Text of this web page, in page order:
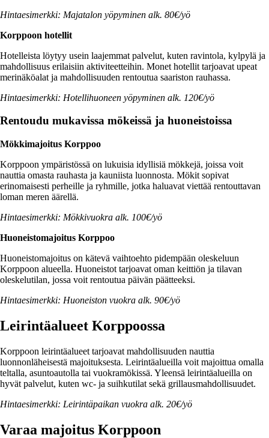
Hintaesimerkki: Majatalon yöpyminen alk. 80€/yö
Korppoon hotellit
Hotelleista löytyy usein laajemmat palvelut, kuten ravintola, kylpylä ja
mahdollisuus erilaisiin aktiviteetteihin. Monet hotellit tarjoavat upeat
merinäköalat ja mahdollisuuden rentoutua saariston rauhassa.
Hintaesimerkki: Hotellihuoneen yöpyminen alk. 120€/yö
Rentoudu mukavissa mökeissä ja huoneistoissa
Mökkimajoitus Korppoo
Korppoon ympäristössä on lukuisia idyllisiä mökkejä, joissa voit
nauttia omasta rauhasta ja kauniista luonnosta. Mökit sopivat
erinomaisesti perheille ja ryhmille, jotka haluavat viettää rentouttavan
loman meren äärellä.
Hintaesimerkki: Mökkivuokra alk. 100€/yö
Huoneistomajoitus Korppoo
Huoneistomajoitus on kätevä vaihtoehto pidempään oleskeluun
Korppoon alueella. Huoneistot tarjoavat oman keittiön ja tilavan
oleskelutilan, jossa voit rentoutua päivän päätteeksi.
Hintaesimerkki: Huoneiston vuokra alk. 90€/yö
Leirintäalueet Korppoossa
Korppoon leirintäalueet tarjoavat mahdollisuuden nauttia
luonnonläheisestä majoituksesta. Leirintäalueilla voit majoittua omalla
teltalla, asuntoautolla tai vuokramökissä. Yleensä leirintäalueilla on
hyvät palvelut, kuten wc- ja suihkutilat sekä grillausmahdollisuudet.
Hintaesimerkki: Leirintäpaikan vuokra alk. 20€/yö
Varaa majoitus Korppoon